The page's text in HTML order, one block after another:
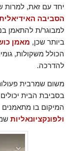
יחד עם זאת, למרות
הסביבה
למבוגר/ת להתאמן
ביותר שכן, מאמן
הכולל משקולות,
להדרכה.
משום שמרבית
בסביבת הבית יכולים
המיקום בו מתאמנים
ולפונקציונאליות